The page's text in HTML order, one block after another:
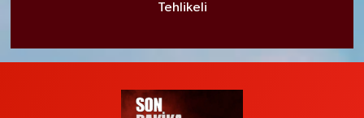
Tehlikeli